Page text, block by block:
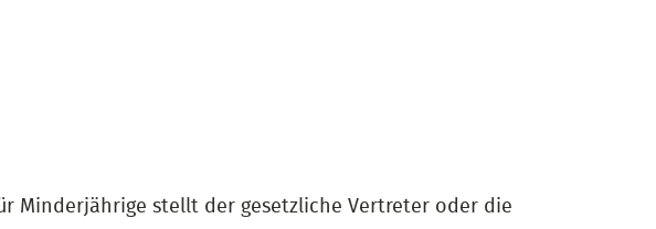
Minderjährige stellt der gesetzliche Vertreter oder die